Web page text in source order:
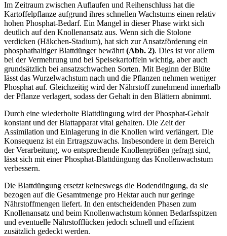
Im Zeitraum zwischen Auflaufen und Reihenschluss hat die
Kartoffelpflanze aufgrund ihres schnellen Wachstums einen relativ
hohen Phosphat-Bedarf. Ein Mangel in dieser Phase wirkt sich
deutlich auf den Knollenansatz aus. Wenn sich die Stolone
verdicken (Häkchen-Stadium), hat sich zur Ansatzförderung ein
phosphathaltiger Blattdünger bewährt (Abb. 2). Dies ist vor allem
bei der Vermehrung und bei Speisekartoffeln wichtig, aber auch
grundsätzlich bei ansatzschwachen Sorten. Mit Beginn der Blüte
lässt das Wurzelwachstum nach und die Pflanzen nehmen weniger
Phosphat auf. Gleichzeitig wird der Nährstoff zunehmend innerhalb
der Pflanze verlagert, sodass der Gehalt in den Blättern abnimmt.
Durch eine wiederholte Blattdüngung wird der Phosphat-Gehalt
konstant und der Blattapparat vital gehalten. Die Zeit der
Assimilation und Einlagerung in die Knollen wird verlängert. Die
Konsequenz ist ein Ertragszuwachs. Insbesondere in dem Bereich
der Verarbeitung, wo entsprechende Knollengrößen gefragt sind,
lässt sich mit einer Phosphat-Blattdüngung das Knollenwachstum
verbessern.
Die Blattdüngung ersetzt keineswegs die Bodendüngung, da sie
bezogen auf die Gesamtmenge pro Hektar auch nur geringe
Nährstoffmengen liefert. In den entscheidenden Phasen zum
Knollenansatz und beim Knollenwachstum können Bedarfsspitzen
und eventuelle Nährstofflücken jedoch schnell und effizient
zusätzlich gedeckt werden.